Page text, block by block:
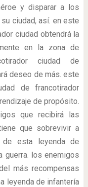
y disparar a los
ciudad, así. en este
ciudad obtendrá la
en la zona de
ciudad de
deseo de más. este
de francotirador
de propósito.
que recibirá las
que sobrevivir a
esta leyenda de
guerra. los enemigos
más recompensas
leyenda de infantería